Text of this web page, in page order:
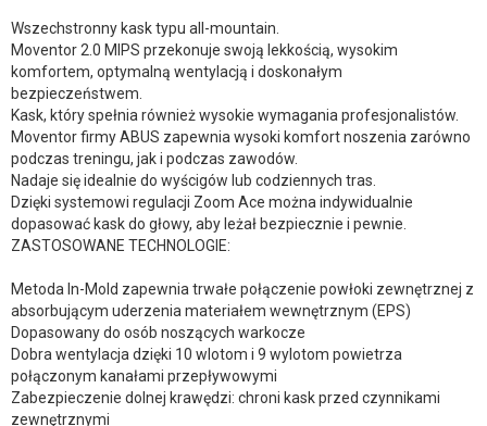
Wszechstronny kask typu all-mountain.
Moventor 2.0 MIPS przekonuje swoją lekkością, wysokim
komfortem, optymalną wentylacją i doskonałym
bezpieczeństwem.
Kask, który spełnia również wysokie wymagania profesjonalistów.
Moventor firmy ABUS zapewnia wysoki komfort noszenia zarówno
podczas treningu, jak i podczas zawodów.
Nadaje się idealnie do wyścigów lub codziennych tras.
Dzięki systemowi regulacji Zoom Ace można indywidualnie
dopasować kask do głowy, aby leżał bezpiecznie i pewnie.
ZASTOSOWANE TECHNOLOGIE:
Metoda In-Mold zapewnia trwałe połączenie powłoki zewnętrznej z
absorbującym uderzenia materiałem wewnętrznym (EPS)
Dopasowany do osób noszących warkocze
Dobra wentylacja dzięki 10 wlotom i 9 wylotom powietrza
połączonym kanałami przepływowymi
Zabezpieczenie dolnej krawędzi: chroni kask przed czynnikami
zewnętrznymi